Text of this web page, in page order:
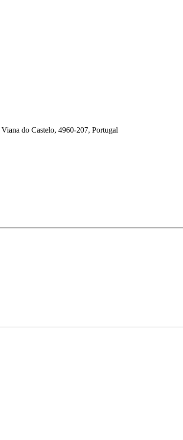
do Castelo, 4960-207, Portugal